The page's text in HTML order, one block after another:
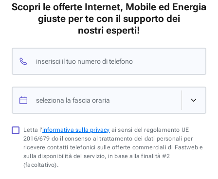
Scopri le offerte Internet, Mobile ed Energia
giuste per te con il supporto dei
nostri esperti!
inserisci il tuo numero di telefono
seleziona la fascia oraria
Letta l'informativa sulla privacy ai sensi del regolamento UE
2016/679 do il consenso al trattamento dei dati personali per
ricevere contatti telefonici sulle offerte commerciali di Fastweb e
sulla disponibilità del servizio, in base alla finalità #2
(facoltativo).